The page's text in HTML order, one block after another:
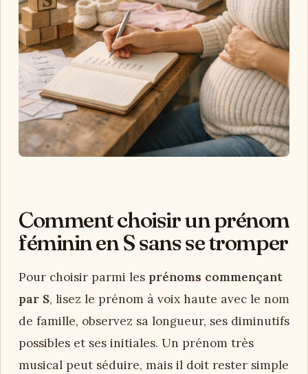
Comment choisir un prénom
féminin en S sans se tromper
Pour choisir parmi les prénoms commençant
par S, lisez le prénom à voix haute avec le nom
de famille, observez sa longueur, ses diminutifs
possibles et ses initiales. Un prénom très
musical peut séduire, mais il doit rester simple